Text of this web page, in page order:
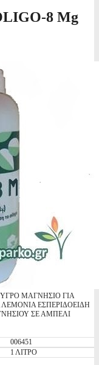
8 Mg
ΜΑΓΝΗΣΙΟ ΓΙΑ
ΕΣΠΕΡΙΔΟΕΙΔΗ
ΣΕ ΑΜΠΕΛΙ
006451
1 ΛΙΤΡΟ